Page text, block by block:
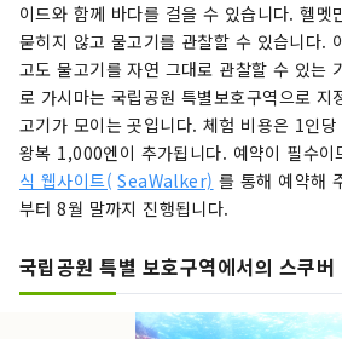
이드와 함께 바다를 걸을 수 있습니다. 헬멧
묻히지 않고 물고기를 관찰할 수 있습니다.
고도 물고기를 자연 그대로 관찰할 수 있는
로 가시마는 국립공원 특별보호구역으로 지
고기가 모이는 곳입니다. 체험 비용은 1인
왕복 1,000엔이 추가됩니다. 예약이 필수이
식 웹사이트( SeaWalker) 를 통해 예약해
부터 8월 말까지 진행됩니다.
국립공원 특별 보호구역에서의 스쿠버